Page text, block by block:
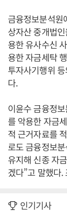
금융정보분석
상자산 중개법
용한 유사수신
용한 자금세탁
투자사기행위
다.
이윤수 금융정
를 악용한 자금
적 근거자료를
로도 금융정보
유지해 신종 자
겠다”고 말했다.
인기기사